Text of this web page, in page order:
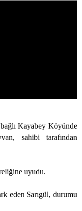
Kayabey Köyünde
sahibi tarafından
uyudu.
eden Sarıgül, durumu